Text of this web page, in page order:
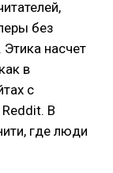
без
насчет
в
с
В
где люди